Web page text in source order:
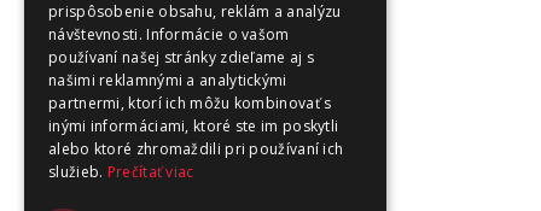
prispôsobenie obsahu, reklám a analýzu
návštevnosti. Informácie o vašom
používaní našej stránky zdieľame aj s
našimi reklamnými a analytickými
partnermi, ktorí ich môžu kombinovať s
inými informáciami, ktoré ste im poskytli
alebo ktoré zhromaždili pri používaní ich
služieb. Prečítať viac